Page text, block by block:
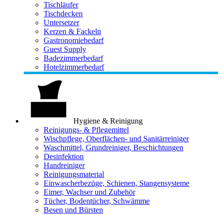
Tischläufer
Tischdecken
Untersetzer
Kerzen & Fackeln
Gastronomiebedarf
Guest Supply
Badezimmerbedarf
Hotelzimmerbedarf
Hygiene & Reinigung
Reinigungs- & Pflegemittel
Wischpflege, Oberflächen- und Sanitärreiniger
Waschmittel, Grundreiniger, Beschichtungen
Desinfektion
Handreiniger
Reinigungsmaterial
Einwascherbezüge, Schienen, Stangensysteme
Eimer, Wachser und Zubehör
Tücher, Bodentücher, Schwämme
Besen und Bürsten